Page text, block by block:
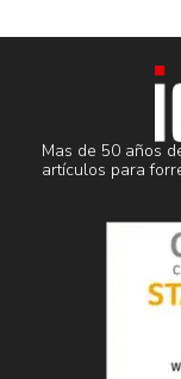
Mas de 50 años
artículos para